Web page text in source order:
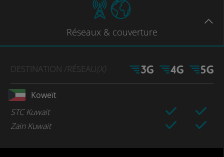
Réseaux & couverture
DESTINATION /RÉSEAU(X)
Koweït
STC Kuwait
Zain Kuwait